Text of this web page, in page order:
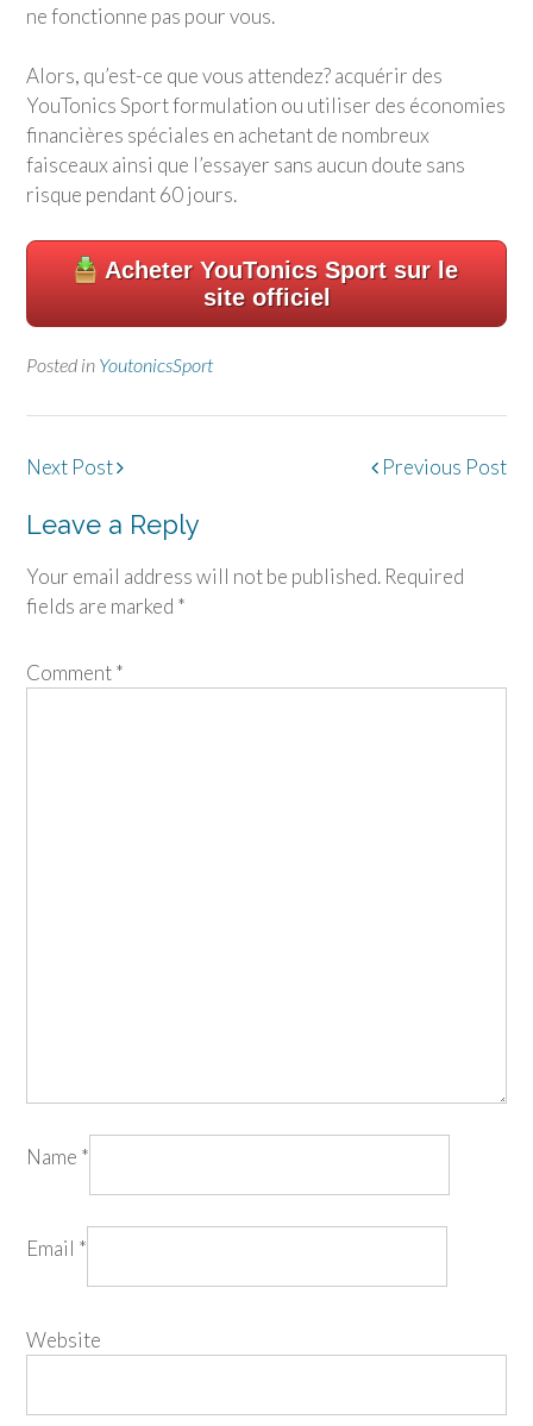
ne fonctionne pas pour vous.
Alors, qu’est-ce que vous attendez? acquérir des
YouTonics Sportformulation ou utiliser des économies
financières spéciales en achetant de nombreux
faisceaux ainsi que l’essayer sans aucun doute sans
risque pendant 60 jours.
Acheter YouTonics Sportsur le
site officiel
Posted in YoutonicsSport
Post
Previous Post
Next Post
Leave a Reply
Your email address will not be published. Required
fields are marked *
Comment*
Name *
Email *
Website